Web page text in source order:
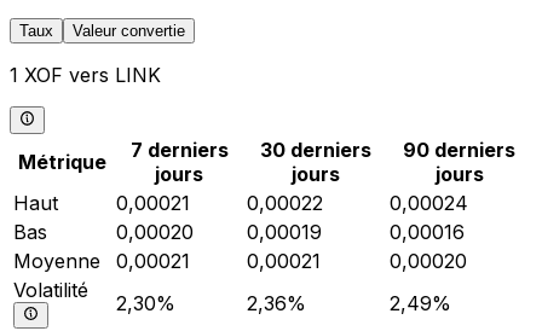
Taux Valeur convertie
1 XOF vers LINK
Métrique
7 derniers
jours
30 derniers
jours
90 derniers
jours
Haut
0,00021 0,00022
0,00024
Bas
0,00020 0,00019
0,00016
Moyenne
0,00021 0,00021
0,00020
Volatilité
2,30% 2,36% 2,49%